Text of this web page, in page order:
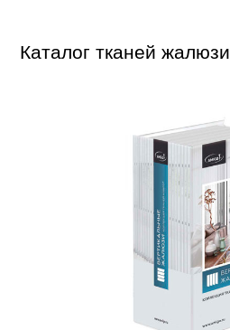
Каталог тканей жалюзи